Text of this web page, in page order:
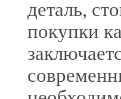
деталь,
покупки